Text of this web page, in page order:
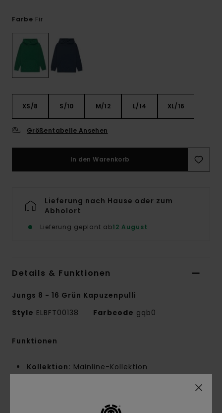
Farbe Fir
XS/8 S/10 M/12 L/14 XL/16
Größentabelle Ansehen
In den Warenkorb
Lieferung nach Hause oder zum
Abholort
Lieferung geplant ab12 August
Details & Funktionen
Jungs 8 - 16 Grün Kapuzenpulli
Style ELBFT00138 Farbcode gqb0
Funktionen
Kollektion: Mainline-Kollektion
Baumwolle, 20 % recycelte Polyestermischung,
ungebürsteter French Terry Stoff [350 g/m2]